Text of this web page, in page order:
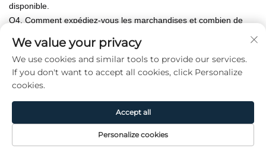
disponible.
Q4. Comment expédiez-vous les marchandises et combien de
A : Nous utilisons généralement une combinaison de transport
maritime et terrestre, et expédions habituellement dans un délai
de 15 jours. Le délai d'arrivée dépend de la société de logistique.
Q5. Est-il possible d'imprimer mon logo sur le produit ?
A : Oui. Veuillez nous en informer officiellement avant le début de
notre production et confirmer le design.
Q6 : Offrez-vous une garantie pour les produits ?
A : Oui, nous offrons une garantie de 1 an sur nos produits.
Page
Produit De CONTACT
We value your privacy
We use cookies and similar tools to provide our services.
If you don't want to accept all cookies, click Personalize
cookies.
Personalize cookies
Accept all